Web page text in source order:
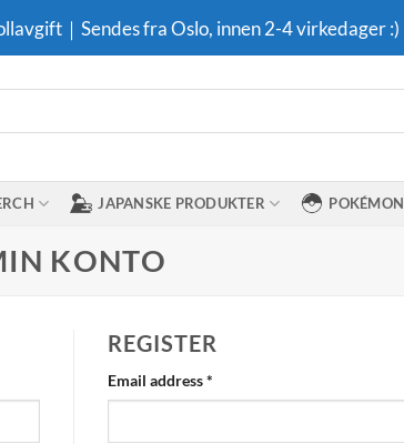
｜Sendes fra Oslo, innen 2-4 virkedager :)
JAPANSKE PRODUKTER POKÉMON
KONTO
REGISTER
Email address*